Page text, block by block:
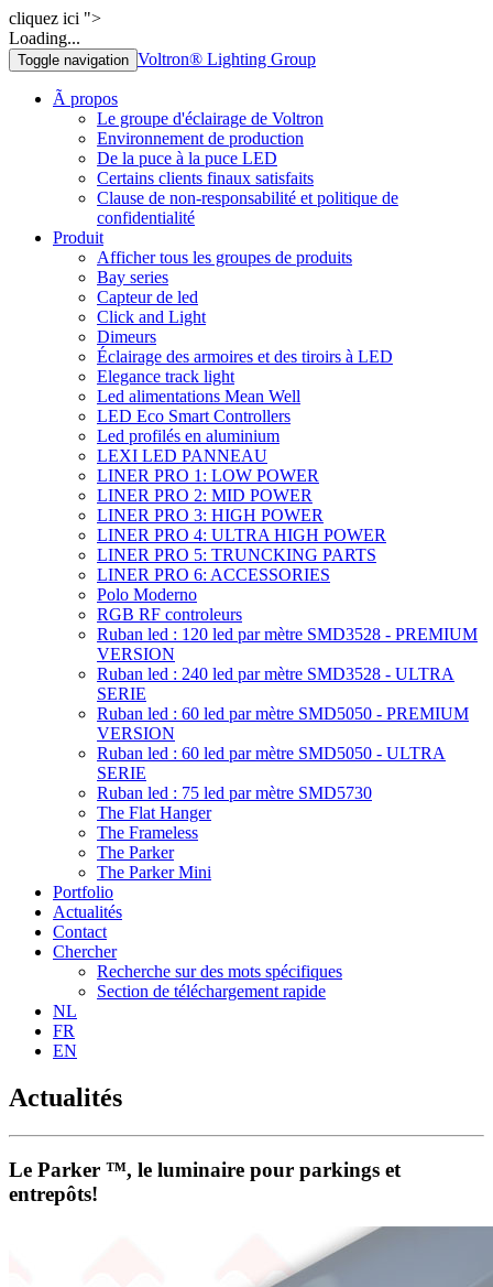
cliquez ici ">
Loading...
Toggle navigation Voltron® Lighting Group
Ã propos
Le groupe d'éclairage de Voltron
Environnement de production
De la puce à la puce LED
Certains clients finaux satisfaits
Clause de non-responsabilité et politique de
confidentialité
Produit
Afficher tous les groupes de produits
Bay series
Capteur de led
Click and Light
Dimeurs
Éclairage des armoires et des tiroirs à LED
Elegance track light
Led alimentations Mean Well
LED Eco Smart Controllers
Led profilés en aluminium
LEXI LED PANNEAU
LINER PRO 1: LOW POWER
LINER PRO 2: MID POWER
LINER PRO 3: HIGH POWER
LINER PRO 4: ULTRA HIGH POWER
LINER PRO 5: TRUNCKING PARTS
LINER PRO 6: ACCESSORIES
Polo Moderno
RGB RF controleurs
Ruban led : 120 led par mètre SMD3528 - PREMIUM
VERSION
Ruban led : 240 led par mètre SMD3528 - ULTRA
SERIE
Ruban led : 60 led par mètre SMD5050 - PREMIUM
VERSION
Ruban led : 60 led par mètre SMD5050 - ULTRA
SERIE
Ruban led : 75 led par mètre SMD5730
The Flat Hanger
The Frameless
The Parker
The Parker Mini
Portfolio
Actualités
Contact
Chercher
Recherche sur des mots spécifiques
Section de téléchargement rapide
NL
FR
EN
Actualités
Le Parker ™, le luminaire pour parkings et
entrepôts!